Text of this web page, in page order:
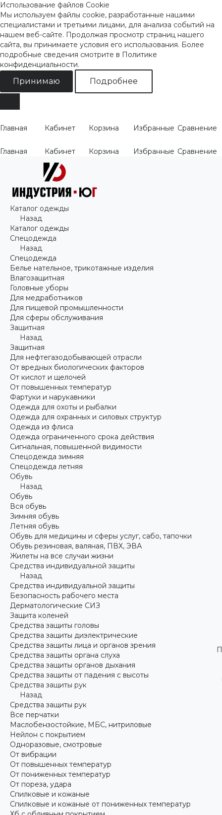
Использование файлов Cookie
Мы используем файлы cookie, разработанные нашими
специалистами и третьими лицами, для анализа событий на
нашем веб-сайте. Продолжая просмотр страниц нашего
сайта, вы принимаете условия его использования. Более
подробные сведения смотрите в Политике
конфиденциальности.
Принимаю Подробнее
Главная Кабинет Корзина Избранные Сравнение
Главная Кабинет Корзина Избранные Сравнение
Каталог одежды
Назад
Каталог одежды
Спецодежда
Назад
Спецодежда
Белье нательное, трикотажные изделия
Влагозащитная
Головные уборы
Для медработников
Для пищевой промышленности
Для сферы обслуживания
Защитная
Назад
Защитная
Для нефтегазодобывающей отрасли
От вредных биологических факторов
От кислот и щелочей
От повышенных температур
Фартуки и нарукавники
Одежда для охоты и рыбалки
Одежда для охранных и силовых структур
Одежда из флиса
Одежда ограниченного срока действия
Сигнальная, повышенной видимости
Спецодежда зимняя
Спецодежда летняя
Обувь
Назад
Обувь
Вся обувь
Зимняя обувь
Летняя обувь
Обувь для медицины и сферы услуг, сабо, тапочки
Обувь резиновая, валяная, ПВХ, ЭВА
Жилеты на все случаи жизни
Средства индивидуальной защиты
Назад
Средства индивидуальной защиты
Безопасность рабочего места
Дерматологические СИЗ
Защита коленей
Средства защиты головы
Средства защиты диэлектрические
Средства защиты лица и органов зрения
Средства защиты органа слуха
Средства защиты органов дыхания
Средства защиты от падения с высоты
Средства защиты рук
Назад
Средства защиты рук
Все перчатки
Маслобензостойкие, МБС, нитриловые
Нейлон с покрытием
Одноразовые, смотровые
От вибрации
От повышенных температур
От пониженных температур
От пореза, удара
Спилковые и кожаные
Спилковые и кожаные от пониженных температур